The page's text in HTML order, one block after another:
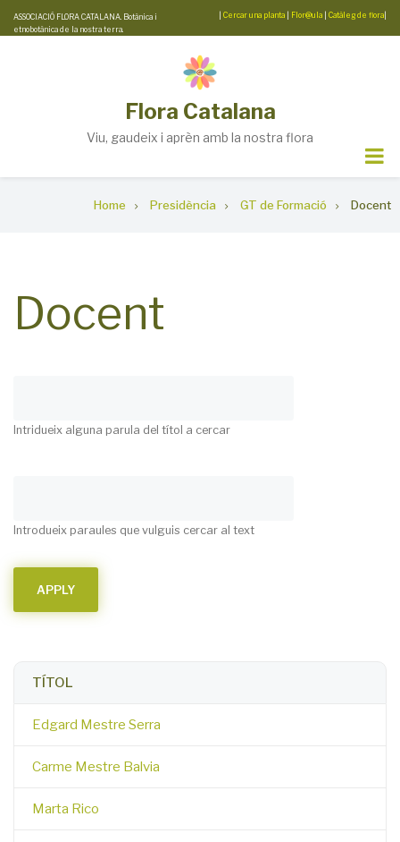
Skip
to
ASSOCIACIÓ FLORA CATALANA. Botànica i
etnobotànica de la nostra terra.
Cercar una planta Flor@ula Catàleg de flora
Flora Catalana
Viu, gaudeix i aprèn amb la nostra flora
Home Presidència GT de Formació Docent
Docent
Intridueix alguna parula del títol a cercar
Introdueix paraules que vulguis cercar al text
TÍTOL
Edgard Mestre Serra
Carme Mestre Balvia
Marta Rico